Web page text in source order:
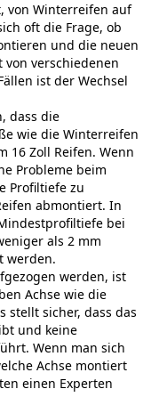
von Winterreifen auf
oft die Frage, ob
und die neuen
verschiedenen
ist der Wechsel
dass die
wie die Winterreifen
16 Zoll Reifen. Wenn
Probleme beim
Profiltiefe zu
abmontiert. In
bei
als 2 mm
werden.
werden, ist
Achse wie die
stellt sicher, dass das
und keine
Wenn man sich
Achse montiert
einen Experten